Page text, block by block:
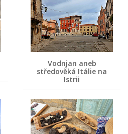
Vodnjan aneb
středověká Itálie na
Istrii